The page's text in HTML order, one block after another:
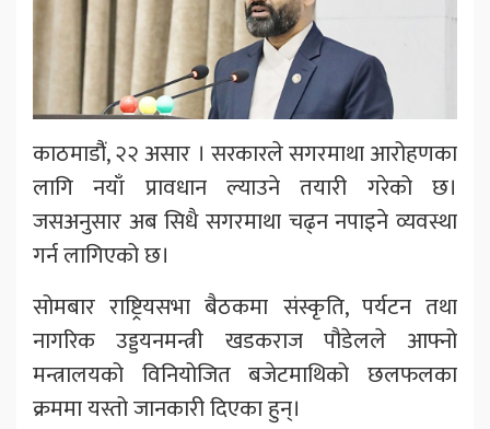
काठमाडौंं, २२ असार । सरकारले सगरमाथा आरोहणका
लागि नयाँ प्रावधान ल्याउने तयारी गरेको छ।
जसअनुसार अब सिधै सगरमाथा चढ्न नपाइने व्यवस्था
गर्न लागिएको छ।
सोमबार राष्ट्रियसभा बैठकमा संस्कृति, पर्यटन तथा
नागरिक उड्डयनमन्त्री खडकराज पौडेलले आफ्नो
मन्त्रालयको विनियोजित बजेटमाथिको छलफलका
क्रममा यस्तो जानकारी दिएका हुन्।